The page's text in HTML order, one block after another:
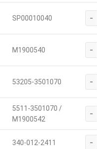
SP00010040 -
M1900540 -
53205-3501070 -
5511-3501070 /
M1900542
-
340-012-2411 -